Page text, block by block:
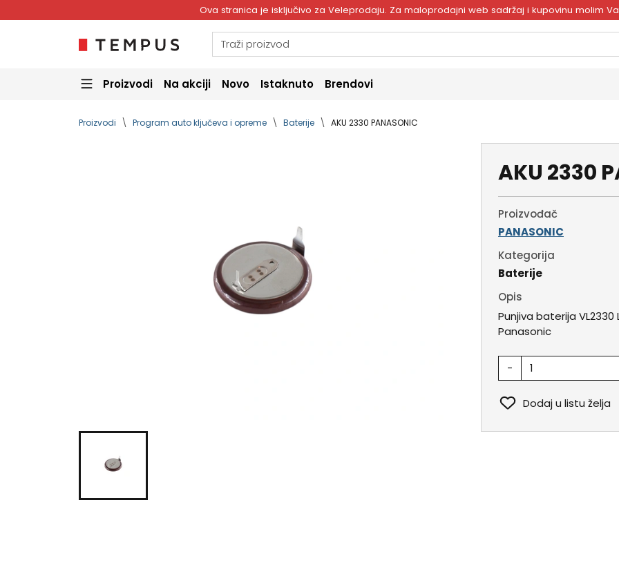
Ova stranica je isključivo za Veleprodaju. Za maloprodajni web sadržaj i kupovinu molim
Proizvodi Na akciji Novo Istaknuto Brendovi
Proizvodi Program auto ključeva i opreme Baterije AKU 2330 PANASONIC
AKU 2330
Proizvođač
PANASONIC
Kategorija
Baterije
Opis
Punjiva baterija
Panasonic
-
Dodaj u listu želja